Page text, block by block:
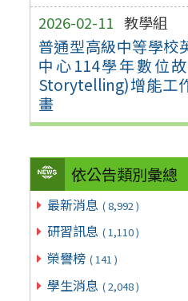
2026-02-11 教學組
普通型高級中等學校
中心114學年數位
Storytelling)增能工
畫
依公告類別彙總
最新消息 ( 8,992 )
研習訊息 ( 1,110 )
榮譽榜 ( 141 )
學生消息 ( 2,048 )